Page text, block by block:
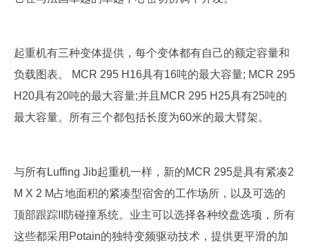
起重机有三种变体提供，每个变体都有自己的额定容量和
负载图表。 MCR 295 H16具有16吨的最大容量; MCR 295
H20具有20吨的最大容量;并且MCR 295 H25具有25吨的
最大容量。所有三个都包括长度为60米的最大臂架。
与所有Luffing Jib起重机一样，新的MCR 295是具有紧凑2
M X 2 M占地面积的紧凑型宿舍的工作场所，以及可选的
顶部跟踪II防碰撞系统。业主可以选择各种绞盘选项，所有
这些都采用Potain的独特变频驱动技术，提供更平滑的加